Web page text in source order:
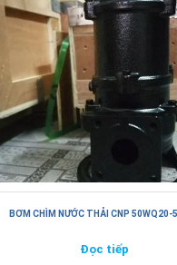
BƠM CHÌM NƯỚC THẢI CNP 50WQ20-
Đọc tiếp